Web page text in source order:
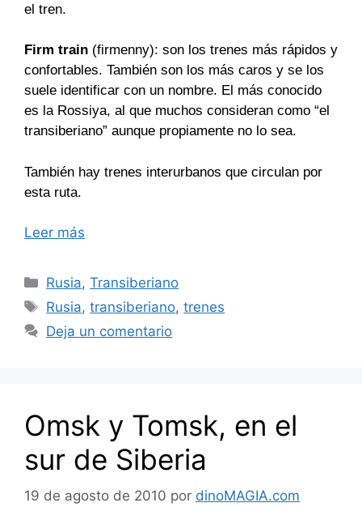
el tren.
Firm train (firmenny): son los trenes más rápidos y
confortables. También son los más caros y se los
suele identificar con un nombre. El más conocido
es la Rossiya, al que muchos consideran como “el
transiberiano” aunque propiamente no lo sea.
También hay trenes interurbanos que circulan por
esta ruta.
Leer más
Categorías
Rusia,Transiberiano
Etiquetas
Rusia,transiberiano,trenes
Deja un comentario
Omsk y Tomsk, en el
sur de Siberia
19 de agosto de 2010 por dinoMAGIA.com